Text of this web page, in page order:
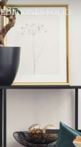
EDICIONES FOLIO